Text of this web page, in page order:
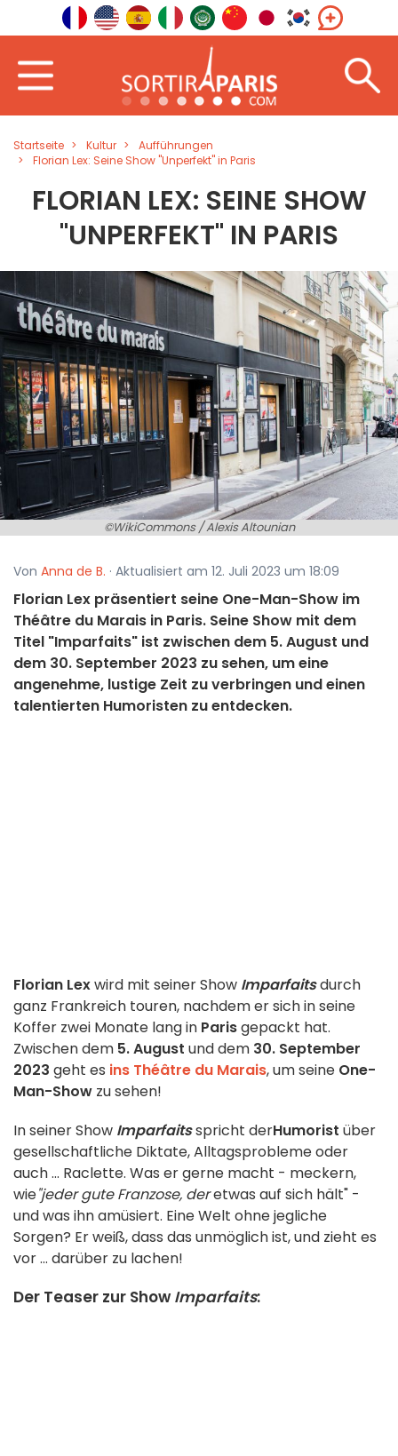
Startseite Kultur
Aufführungen
Florian Lex: Seine Show "Unperfekt" in Paris
FLORIAN LEX: SEINE SHOW
"UNPERFEKT" IN PARIS
©WikiCommons / Alexis Altounian
Von Anna de B. · Aktualisiert am 12. Juli 2023 um 18:09
Florian Lex präsentiert seine One-Man-Show im
Théâtre du Marais in Paris. Seine Show mit dem
Titel "Imparfaits" ist zwischen dem 5. August und
dem 30. September 2023 zu sehen, um eine
angenehme, lustige Zeit zu verbringen und einen
talentierten Humoristen zu entdecken.
Florian Lexwird mit seiner Show Imparfaitsdurch
ganz Frankreich touren, nachdem er sich inseine
Koffer zwei Monate lang in Parisgepackt hat.
Zwischen dem 5. August und dem 30. September
2023 geht es ins Théâtre du Marais, um seine One-
Man-Show zu sehen!
In seiner Show Imparfaitsspricht derHumorist über
gesellschaftliche Diktate, Alltagsprobleme oder
auch ... Raclette. Was er gerne macht - meckern,
wie"jeder gute Franzose, deretwas auf sich hält" -
und was ihn amüsiert. Eine Welt ohne jegliche
Sorgen? Er weiß, dass das unmöglich ist, und zieht es
vor ... darüber zu lachen!
Der Teaser zur Show Imparfaits: